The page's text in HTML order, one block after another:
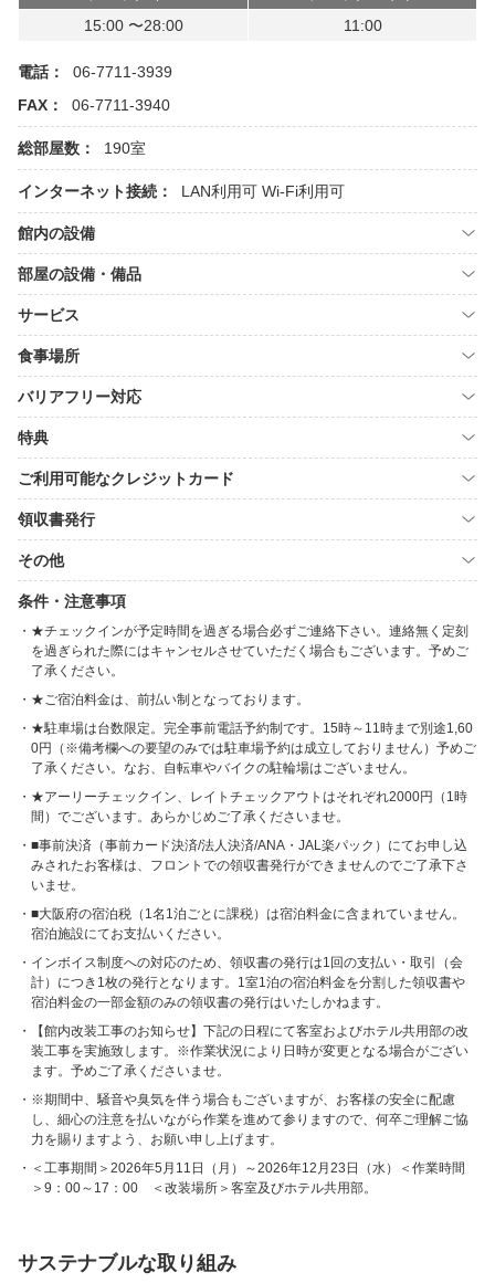
15:00 〜28:00
11:00
電話：
06-7711-3939
FAX：
06-7711-3940
総部屋数： 190室
インターネット接続： LAN利用可 Wi-Fi利用可
館内の設備
部屋の設備・備品
サービス
食事場所
バリアフリー対応
特典
ご利用可能なクレジットカード
領収書発行
その他
条件・注意事項
★チェックインが予定時間を過ぎる場合必ずご連絡下さい。連絡無く定刻
を過ぎられた際にはキャンセルさせていただく場合もございます。予めご
了承ください。
★ご宿泊料金は、前払い制となっております。
★駐車場は台数限定。完全事前電話予約制です。15時～11時まで別途1,60
0円（※備考欄への要望のみでは駐車場予約は成立しておりません）予めご
了承ください。なお、自転車やバイクの駐輪場はございません。
★アーリーチェックイン、レイトチェックアウトはそれぞれ2000円（1時
間）でございます。あらかじめご了承くださいませ。
■事前決済（事前カード決済/法人決済/ANA・JAL楽パック）にてお申し込
みされたお客様は、フロントでの領収書発行ができませんのでご了承下さ
いませ。
■大阪府の宿泊税（1名1泊ごとに課税）は宿泊料金に含まれていません。
宿泊施設にてお支払いください。
インボイス制度への対応のため、領収書の発行は1回の支払い・取引（会
計）につき1枚の発行となります。1室1泊の宿泊料金を分割した領収書や
宿泊料金の一部金額のみの領収書の発行はいたしかねます。
【館内改装工事のお知らせ】下記の日程にて客室およびホテル共用部の改
装工事を実施致します。※作業状況により日時が変更となる場合がござい
ます。予めご了承くださいませ。
※期間中、騒音や臭気を伴う場合もございますが、お客様の安全に配慮
し、細心の注意を払いながら作業を進めて参りますので、何卒ご理解ご協
力を賜りますよう、お願い申し上げます。
＜工事期間＞2026年5月11日（月）～2026年12月23日（水）＜作業時間
＞9：00～17：00 ＜改装場所＞客室及びホテル共用部。
サステナブルな取り組み